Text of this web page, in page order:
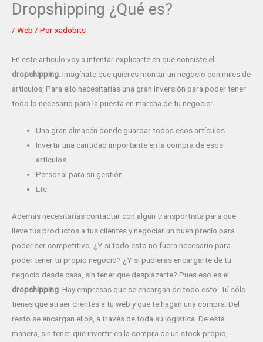
Dropshipping ¿Qué es?
/ Web / Porxadobits
En este articulo voy a intentar explicarte en que consiste el
dropshipping . Imagínate que quieres montar un negocio con miles de
artículos, Para ello necesitarías una gran inversión para poder tener
todo lo necesario para la puesta en marcha de tu negocio:
Una gran almacén donde guardar todos esos artículos
Invertir una cantidad importante en la compra de esos
artículos
Personal para su gestión
Etc
Además necesitarías contactar con algún transportista para que
lleve tus productos a tus clientes y negociar un buen precio para
poder ser competitivo. ¿Y si todo esto no fuera necesario para
poder tener tu propio negocio? ¿Y si pudieras encargarte de tu
negocio desde casa, sin tener que desplazarte? Pues eso es el
dropshipping . Hay empresas que se encargan de todo esto. Tú sólo
tienes que atraer clientes a tu web y que te hagan una compra. Del
resto se encargan ellos, a través de toda su logística. De esta
manera, sin tener que invertir en la compra de un stock propio,